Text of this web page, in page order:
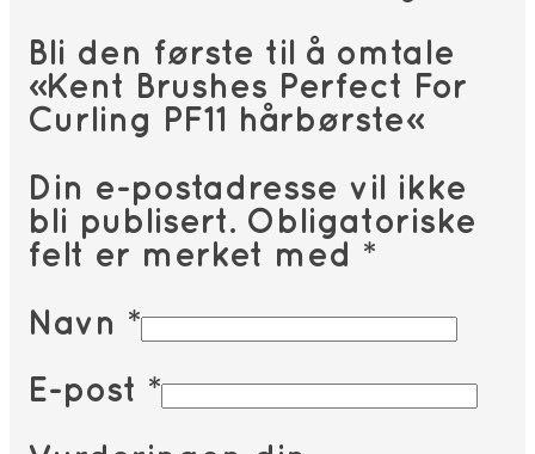
Bli den første til å omtale
«Kent Brushes Perfect For
Curling PF11 hårbørste»
Din e-postadresse vil ikke
bli publisert. Obligatoriske
felt er merket med *
Navn *
E-post *